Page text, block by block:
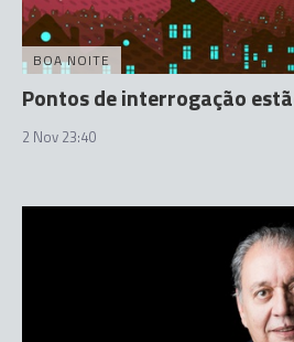
BOA NOITE
Pontos de interrogação
2 Nov 23:40